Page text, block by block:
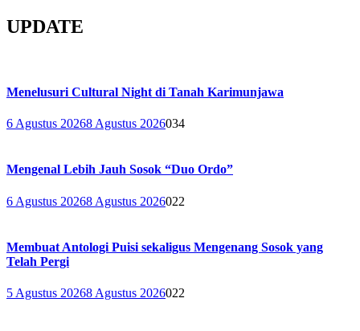
UPDATE
Menelusuri Cultural Night di Tanah Karimunjawa
6 Agustus 20268 Agustus 2026034
Mengenal Lebih Jauh Sosok “Duo Ordo”
6 Agustus 20268 Agustus 2026022
Membuat Antologi Puisi sekaligus Mengenang Sosok yang
Telah Pergi
5 Agustus 20268 Agustus 2026022